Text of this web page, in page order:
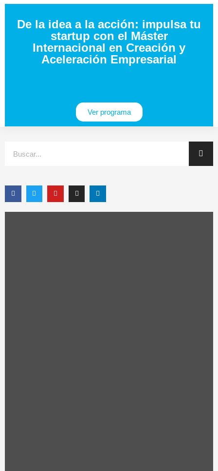
De la idea a la acción: impulsa tu
startup con el Máster
Internacional en Creación y
Aceleración Empresarial
Ver programa